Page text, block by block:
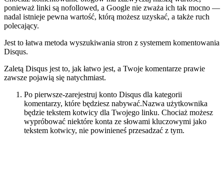
ponieważ linki są nofollowed, a Google nie zważa ich tak mocno —
nadal istnieje pewna wartość, którą możesz uzyskać, a także ruch
polecający.
Jest to łatwa metoda wyszukiwania stron z systemem komentowania
Disqus.
Zaletą Disqus jest to, jak łatwo jest, a Twoje komentarze prawie
zawsze pojawią się natychmiast.
Po pierwsze-zarejestruj konto Disqus dla kategorii
komentarzy, które będziesz nabywać.Nazwa użytkownika
będzie tekstem kotwicy dla Twojego linku. Chociaż możesz
wypróbować niektóre konta ze słowami kluczowymi jako
tekstem kotwicy, nie powinieneś przesadzać z tym.